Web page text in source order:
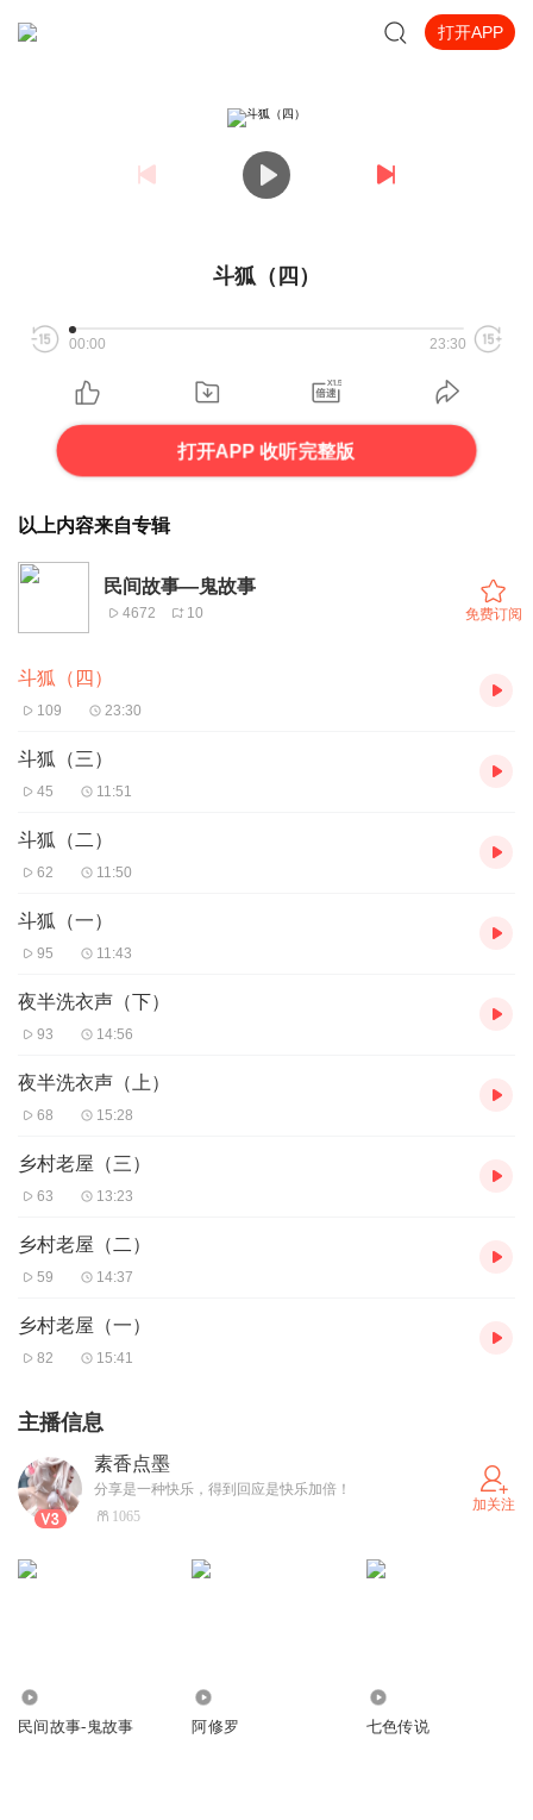
打开APP
斗狐（四）
00:00 23:30
打开APP 收听完整版
以上内容来自专辑
民间故事—鬼故事
4672 10 免费订阅
斗狐（四）
109 23:30
斗狐（三）
45 11:51
斗狐（二）
62 11:50
斗狐（一）
95 11:43
夜半洗衣声（下）
93 14:56
夜半洗衣声（上）
68 15:28
乡村老屋（三）
63 13:23
乡村老屋（二）
59 14:37
乡村老屋（一）
82 15:41
主播信息
素香点墨
分享是一种快乐，得到回应是快乐加倍！
1065
加关注
民间故事-鬼故事 阿修罗 七色传说